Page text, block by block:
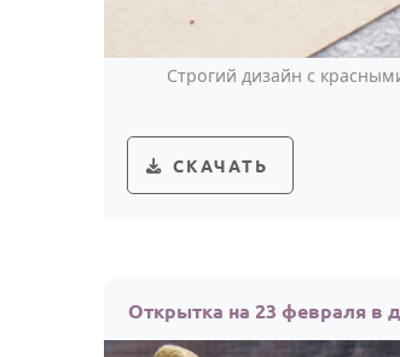
Строгий дизайн с
СКАЧАТЬ
Открытка на 23 февраля в